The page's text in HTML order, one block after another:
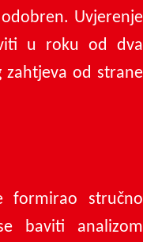
Uvjerenje
u roku od dva
zahtjeva od strane
formirao stručno
baviti analizom